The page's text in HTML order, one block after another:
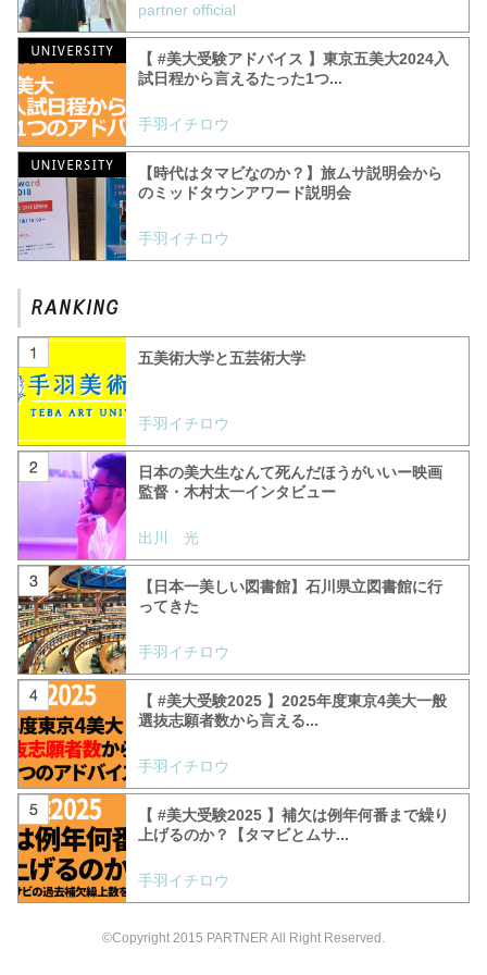
partner official
【 #美大受験アドバイス 】東京五美大2024入
試日程から言えるたった1つ...
手羽イチロウ
【時代はタマビなのか？】旅ムサ説明会から
のミッドタウンアワード説明会
手羽イチロウ
五美術大学と五芸術大学
手羽イチロウ
日本の美大生なんて死んだほうがいいー映画
監督・木村太一インタビュー
出川 光
【日本一美しい図書館】石川県立図書館に行
ってきた
手羽イチロウ
【 #美大受験2025 】2025年度東京4美大一般
選抜志願者数から言える...
手羽イチロウ
【 #美大受験2025 】補欠は例年何番まで繰り
上げるのか？【タマビとムサ...
手羽イチロウ
©Copyright 2015 PARTNER All Right Reserved.